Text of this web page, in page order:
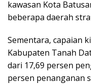
kawasan Kota
beberapa daerah
Sementara, capaian
Kabupaten Tanah
dari 17,69 persen
persen penanganan